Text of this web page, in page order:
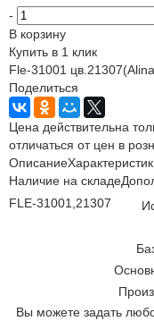
-
В корзину
Купить в 1 клик
Fle-31001
Поделиться
Цена действительна
отличаться от цен в
Описание
Наличие на складе
FLE-31001,21307
Вы можете задать